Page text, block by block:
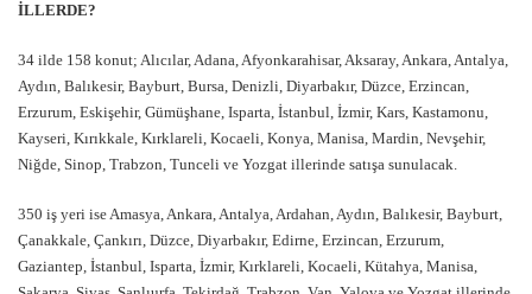
İLLERDE?
34 ilde 158 konut; Alıcılar, Adana, Afyonkarahisar, Aksaray, Ankara, Antalya,
Aydın, Balıkesir, Bayburt, Bursa, Denizli, Diyarbakır, Düzce, Erzincan,
Erzurum, Eskişehir, Gümüşhane, Isparta, İstanbul, İzmir, Kars, Kastamonu,
Kayseri, Kırıkkale, Kırklareli, Kocaeli, Konya, Manisa, Mardin, Nevşehir,
Niğde, Sinop, Trabzon, Tunceli ve Yozgat illerinde satışa sunulacak.
350 iş yeri ise Amasya, Ankara, Antalya, Ardahan, Aydın, Balıkesir, Bayburt,
Çanakkale, Çankırı, Düzce, Diyarbakır, Edirne, Erzincan, Erzurum,
Gaziantep, İstanbul, Isparta, İzmir, Kırklareli, Kocaeli, Kütahya, Manisa,